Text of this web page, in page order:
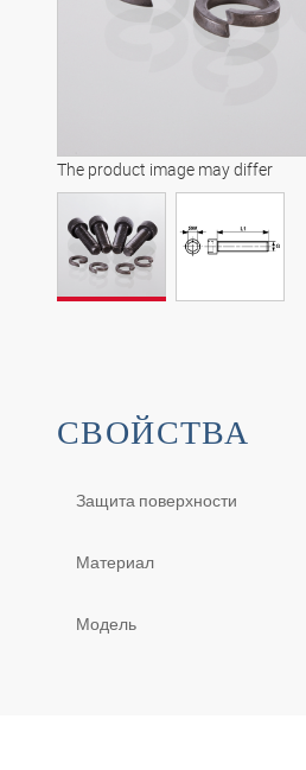
The product image may differ
СВОЙСТВА
Защита поверхности
Материал
Модель